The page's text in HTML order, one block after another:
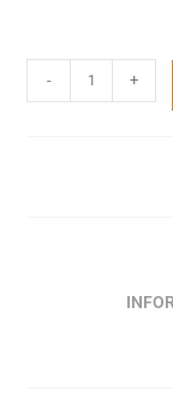
- +